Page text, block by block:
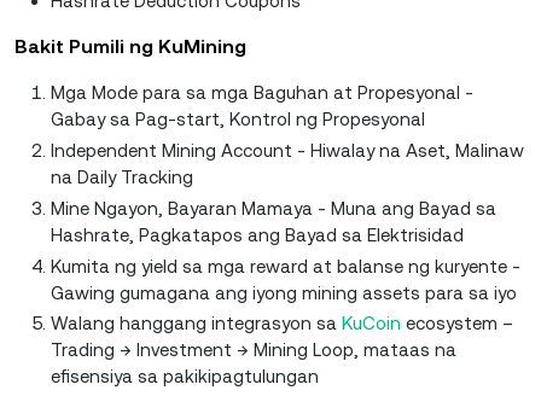
Bakit Pumili ng KuMining
Mga Mode para sa mga Baguhan at Propesyonal -
Gabay sa Pag-start, Kontrol ng Propesyonal
Independent Mining Account - Hiwalay na Aset, Malinaw
na Daily Tracking
Mine Ngayon, Bayaran Mamaya - Muna ang Bayad sa
Hashrate, Pagkatapos ang Bayad sa Elektrisidad
Kumita ng yield sa mga reward at balanse ng kuryente -
Gawing gumagana ang iyong mining assets para sa iyo
Walang hanggang integrasyon sa KuCoin ecosystem –
Trading → Investment → Mining Loop, mataas na
efisensiya sa pakikipagtulungan